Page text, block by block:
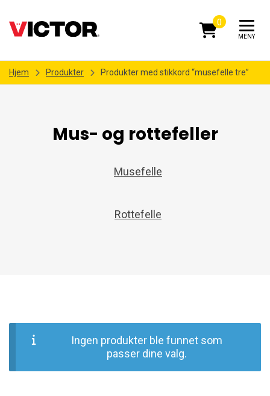
0
MENY
Hjem Produkter Produkter med stikkord “musefelle tre”
Mus- og rottefeller
Musefelle
Rottefelle
Ingen produkter ble funnet som
passer dine valg.